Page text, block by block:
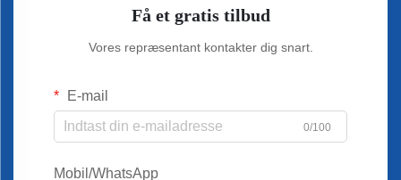
Få et gratis tilbud
Vores repræsentant kontakter dig snart.
E-mail
0/100
Mobil/WhatsApp